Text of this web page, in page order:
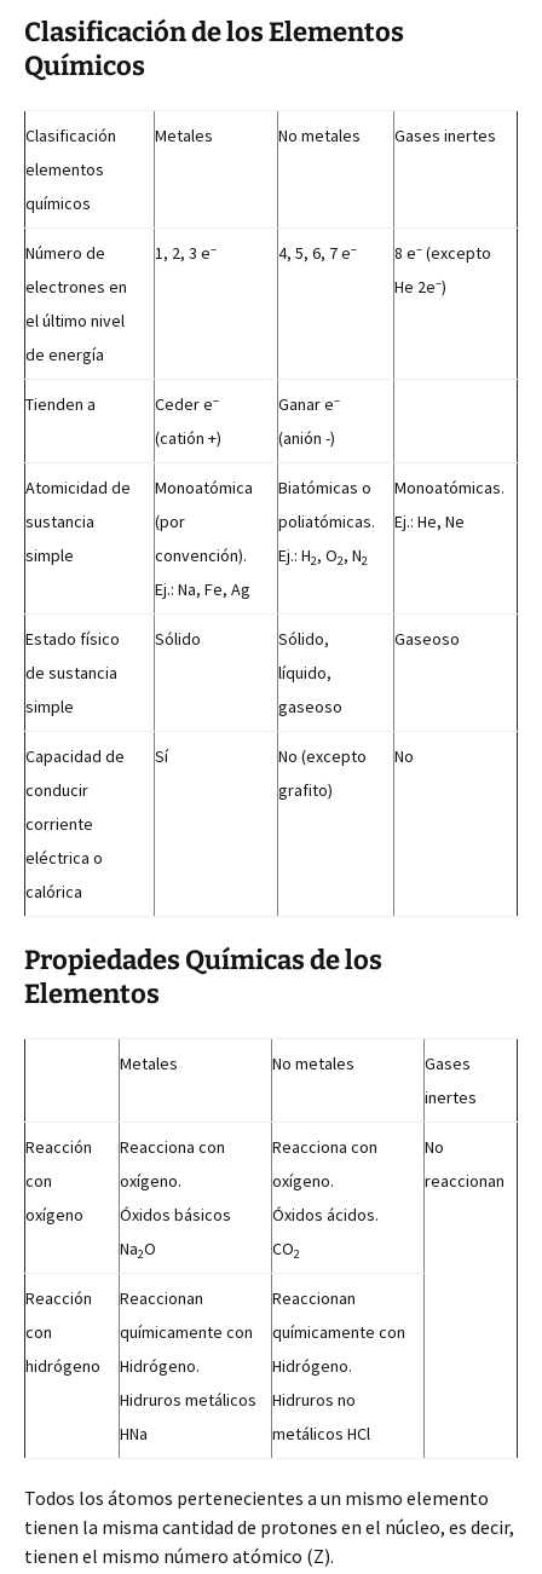
Clasificación de los Elementos
Químicos
Clasificación
elementos
químicos
Metales No metales Gases inertes
Número de
electrones en
el último nivel
de energía
1, 2, 3 e– 4, 5, 6, 7 e– 8 e– (excepto
He 2e–)
Tienden a Ceder e–
(catión +)
Ganar e–
(anión -)
Atomicidad de
sustancia
simple
Monoatómica
(por
convención).
Ej.: Na, Fe, Ag
Biatómicas o
poliatómicas.
Ej.: H2, O2, N2
Monoatómicas.
Ej.: He, Ne
Estado físico
de sustancia
simple
Sólido
Sólido,
líquido,
gaseoso
Gaseoso
Capacidad de
conducir
corriente
eléctrica o
calórica
Sí
No (excepto
grafito)
No
Propiedades Químicas de los
Elementos
Metales No metales
Gases
inertes
Reacción
con
oxígeno
Reacciona con
oxígeno.
Óxidos básicos
Na2O
Reacciona con
oxígeno.
Óxidos ácidos.
CO2
No
reaccionan
Reacción
con
hidrógeno
Reaccionan
químicamente con
Hidrógeno.
Hidruros metálicos
HNa
Reaccionan
químicamente con
Hidrógeno.
Hidruros no
metálicos HCl
Todos los átomos pertenecientes a un mismo elemento
tienen la misma cantidad de protones en el núcleo, es decir,
tienen el mismo número atómico (Z).